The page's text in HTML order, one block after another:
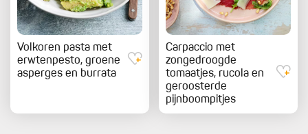
Volkoren pasta met
erwtenpesto, groene
asperges en burrata
Carpaccio met
zongedroogde
tomaatjes, rucola en
geroosterde
pijnboompitjes